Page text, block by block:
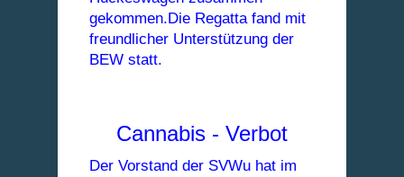
gekommen.Die Regatta fand mit
freundlicher Unterstützung der
BEW statt.
Cannabis - Verbot
Der Vorstand der SVWu hat im